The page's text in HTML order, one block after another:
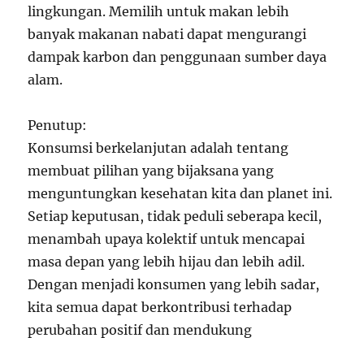
lingkungan. Memilih untuk makan lebih
banyak makanan nabati dapat mengurangi
dampak karbon dan penggunaan sumber daya
alam.
Penutup:
Konsumsi berkelanjutan adalah tentang
membuat pilihan yang bijaksana yang
menguntungkan kesehatan kita dan planet ini.
Setiap keputusan, tidak peduli seberapa kecil,
menambah upaya kolektif untuk mencapai
masa depan yang lebih hijau dan lebih adil.
Dengan menjadi konsumen yang lebih sadar,
kita semua dapat berkontribusi terhadap
perubahan positif dan mendukung